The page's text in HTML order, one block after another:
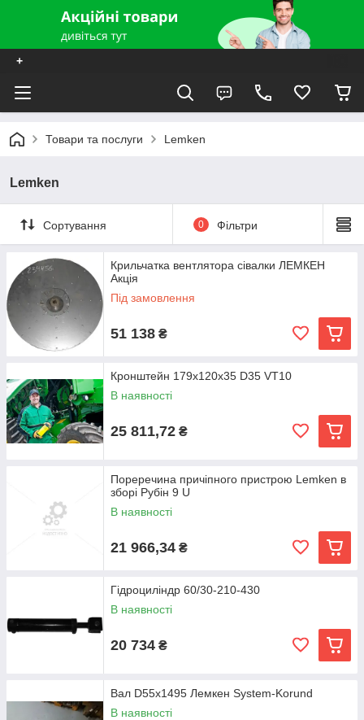
+
Товари та послуги Lemken
Lemken
Сортування 0 Фільтри
Крильчатка вентлятора сівалки ЛЕМКЕН
Акція
Під замовлення
51 138 ₴
Кронштейн 179x120x35 D35 VT10
В наявності
25 811,72 ₴
Пореречина причіпного пристрою Lemken в
зборі Рубін 9 U
В наявності
21 966,34 ₴
Гідроциліндр 60/30-210-430
В наявності
20 734 ₴
Вал D55x1495 Лемкен System-Korund
В наявності